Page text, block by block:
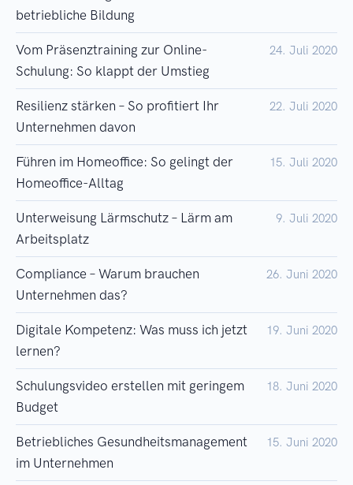
betriebliche Bildung
Vom Präsenztraining zur Online-
Schulung: So klappt der Umstieg
24. Juli 2020
Resilienz stärken – So profitiert Ihr
Unternehmen davon
22. Juli 2020
Führen im Homeoffice: So gelingt der
Homeoffice-Alltag
15. Juli 2020
Unterweisung Lärmschutz – Lärm am
Arbeitsplatz
9. Juli 2020
Compliance – Warum brauchen
Unternehmen das?
26. Juni 2020
Digitale Kompetenz: Was muss ich jetzt
lernen?
19. Juni 2020
Schulungsvideo erstellen mit geringem
Budget
18. Juni 2020
Betriebliches Gesundheitsmanagement
im Unternehmen
15. Juni 2020